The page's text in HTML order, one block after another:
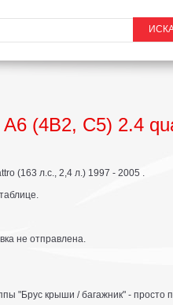
(4B2, C5) 2.4
(163 л.с., 2,4 л.) 1997 - 2005 .
не отправлена.
"Брус крыши / багажник" -